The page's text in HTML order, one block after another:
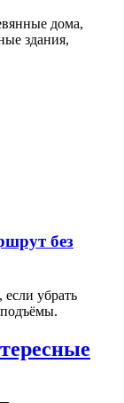
дома,
здания,
без
если убрать